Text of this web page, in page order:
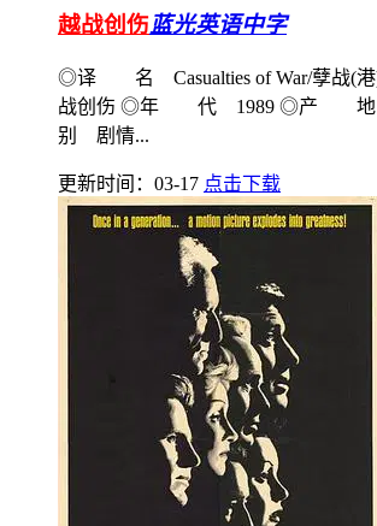
越战创伤蓝光英语中字
◎译 名 Casualties of War/孽
战创伤 ◎年 代 1989 ◎产
别 剧情...
更新时间：03-17 点击下载